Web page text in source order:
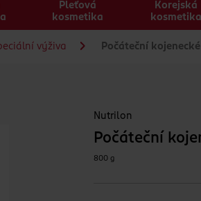
Pleťová
kosmetika
Korejská
kosmetika
výživa Počáteční
Nutrilon
Počáteční
800 g